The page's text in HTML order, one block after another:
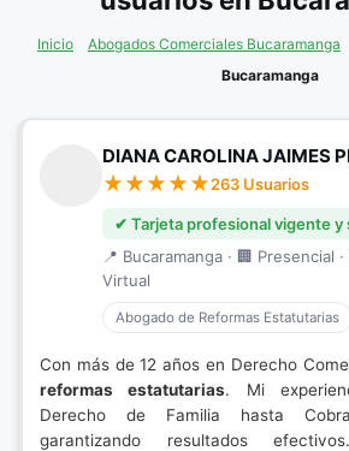
Inicio Abogados Comerciales Bucaramanga
Bucaramanga
DIANA CAROLINA JAIMES
263 Usuarios
✔ Tarjeta profesional vigente y
📍 Bucaramanga · 🏢 Presencial ·
Virtual
Abogado de Reformas Estatutarias
Con más de 12 años en Derecho
reformas estatutarias. Mi
Derecho de Familia hasta
garantizando resultados